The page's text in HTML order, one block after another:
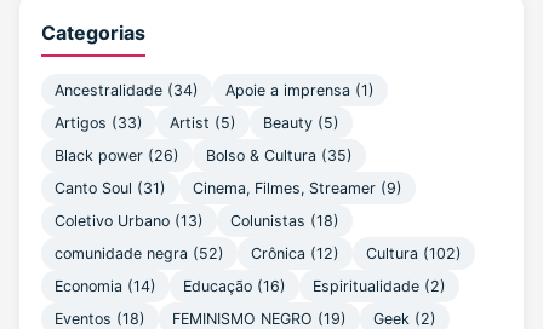
Categorias
Ancestralidade (34) Apoie a imprensa (1)
Artigos (33) Artist (5) Beauty (5)
Black power (26) Bolso & Cultura (35)
Canto Soul (31) Cinema, Filmes, Streamer (9)
Coletivo Urbano (13) Colunistas (18)
comunidade negra (52) Crônica (12) Cultura (102)
Economia (14) Educação (16) Espiritualidade (2)
Eventos (18) FEMINISMO NEGRO (19) Geek (2)